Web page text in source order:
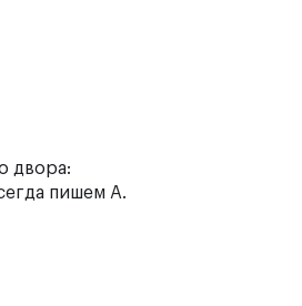
двора:
пишем А.